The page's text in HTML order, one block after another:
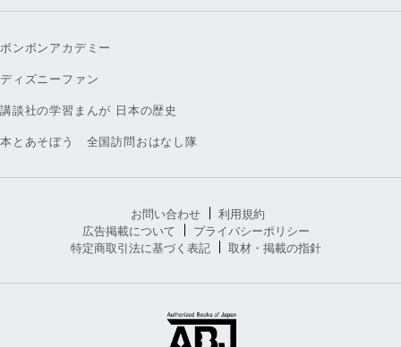
ボンボンアカデミー
ディズニーファン
講談社の学習まんが 日本の歴史
本とあそぼう 全国訪問おはなし隊
お問い合わせ
利用規約
広告掲載について
プライバシーポリシー
特定商取引法に基づく表記
取材・掲載の指針